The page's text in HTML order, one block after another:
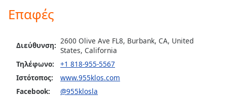
descriptions
selected
Subtitles
subtitles
settings
Επαφές
Διεύθυνση: 2600 Olive Ave FL8, Burbank, CA, United
States, California
Τηλέφωνο:
+1 818-955-5567
Ιστότοπος:
www.955klos.com
Facebook:
@955klosla